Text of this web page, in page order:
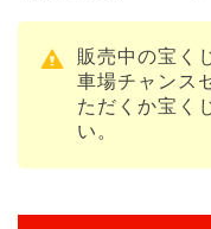
販売中の宝く
車場チャンス
ただくか宝く
い。